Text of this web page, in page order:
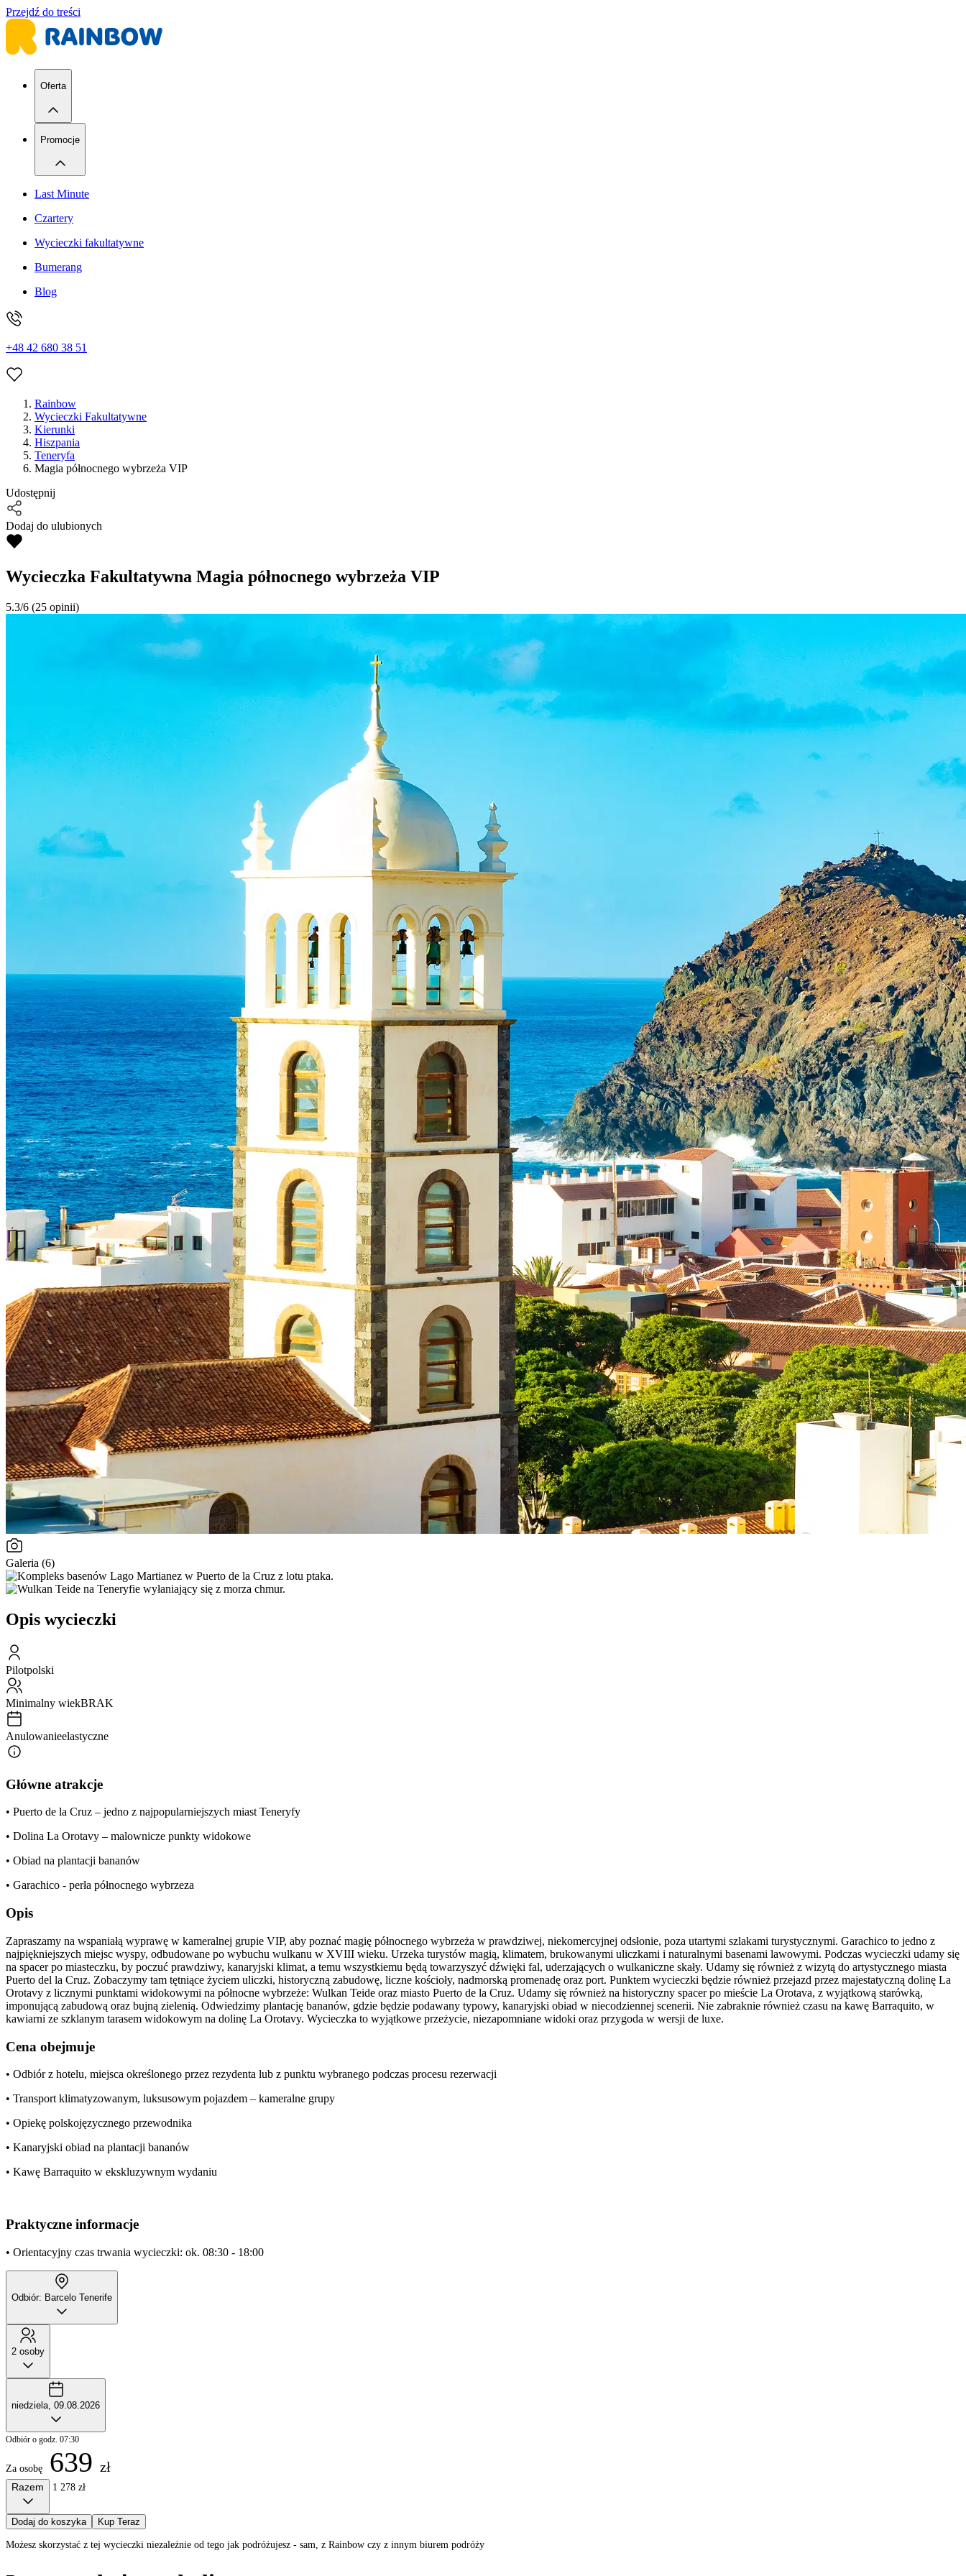
Przejdź do treści
Oferta
Promocje
Last Minute
Czartery
Wycieczki fakultatywne
Bumerang
Blog
+48 42 680 38 51
Rainbow
Wycieczki Fakultatywne
Kierunki
Hiszpania
Teneryfa
Magia północnego wybrzeża VIP
Udostępnij
Dodaj do ulubionych
Wycieczka Fakultatywna Magia północnego wybrzeża VIP
5.3/6 (25 opinii)
Galeria (6)
Opis wycieczki
Pilotpolski
Minimalny wiekBRAK
Anulowanieelastyczne
Główne atrakcje
• Puerto de la Cruz – jedno z najpopularniejszych miast Teneryfy
• Dolina La Orotavy – malownicze punkty widokowe
• Obiad na plantacji bananów
• Garachico - perła północnego wybrzeza
Opis
Zapraszamy na wspaniałą wyprawę w kameralnej grupie VIP, aby poznać magię północnego wybrzeża w prawdziwej, niekomercyjnej odsłonie, poza utartymi szlakami turystycznymi. Garachico to jedno z
najpiękniejszych miejsc wyspy, odbudowane po wybuchu wulkanu w XVIII wieku. Urzeka turystów magią, klimatem, brukowanymi uliczkami i naturalnymi basenami lawowymi. Podczas wycieczki udamy się
na spacer po miasteczku, by poczuć prawdziwy, kanaryjski klimat, a temu wszystkiemu będą towarzyszyć dźwięki fal, uderzających o wulkaniczne skały. Udamy się również z wizytą do artystycznego miasta
Puerto del la Cruz. Zobaczymy tam tętniące życiem uliczki, historyczną zabudowę, liczne kościoły, nadmorską promenadę oraz port. Punktem wycieczki będzie również przejazd przez majestatyczną dolinę La
Orotavy z licznymi punktami widokowymi na północne wybrzeże: Wulkan Teide oraz miasto Puerto de la Cruz. Udamy się również na historyczny spacer po mieście La Orotava, z wyjątkową starówką,
imponującą zabudową oraz bujną zielenią. Odwiedzimy plantację bananów, gdzie będzie podawany typowy, kanaryjski obiad w niecodziennej scenerii. Nie zabraknie również czasu na kawę Barraquito, w
kawiarni ze szklanym tarasem widokowym na dolinę La Orotavy. Wycieczka to wyjątkowe przeżycie, niezapomniane widoki oraz przygoda w wersji de luxe.
Cena obejmuje
• Odbiór z hotelu, miejsca określonego przez rezydenta lub z punktu wybranego podczas procesu rezerwacji
• Transport klimatyzowanym, luksusowym pojazdem – kameralne grupy
• Opiekę polskojęzycznego przewodnika
• Kanaryjski obiad na plantacji bananów
• Kawę Barraquito w ekskluzywnym wydaniu
Praktyczne informacje
• Orientacyjny czas trwania wycieczki: ok. 08:30 - 18:00
Odbiór: Barcelo Tenerife
2 osoby
niedziela, 09.08.2026
Odbiór o godz. 07:30
Za osobę 639 zł
Razem 1 278 zł
Dodaj do koszyka Kup Teraz
Możesz skorzystać z tej wycieczki niezależnie od tego jak podróżujesz - sam, z Rainbow czy z innym biurem podróży